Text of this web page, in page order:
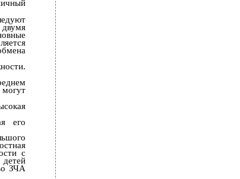
его
с
ЗЧА